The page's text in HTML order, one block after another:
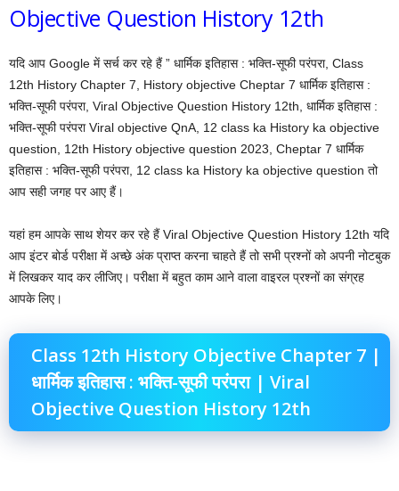
Objective Question History 12th
यदि आप Google में सर्च कर रहे हैं ” धार्मिक इतिहास : भक्ति-सूफी परंपरा, Class
12th History Chapter 7, History objective Cheptar 7 धार्मिक इतिहास :
भक्ति-सूफी परंपरा, Viral Objective Question History 12th, धार्मिक इतिहास :
भक्ति-सूफी परंपरा Viral objective QnA, 12 class ka History ka objective
question, 12th History objective question 2023, Cheptar 7 धार्मिक
इतिहास : भक्ति-सूफी परंपरा, 12 class ka History ka objective question तो
आप सही जगह पर आए हैं।
यहां हम आपके साथ शेयर कर रहे हैं Viral Objective Question History 12th यदि
आप इंटर बोर्ड परीक्षा में अच्छे अंक प्राप्त करना चाहते हैं तो सभी प्रश्नों को अपनी नोटबुक
में लिखकर याद कर लीजिए। परीक्षा में बहुत काम आने वाला वाइरल प्रश्नों का संग्रह
आपके लिए।
Class 12th History Objective Chapter 7 |
धार्मिक इतिहास : भक्ति-सूफी परंपरा | Viral
Objective Question History 12th